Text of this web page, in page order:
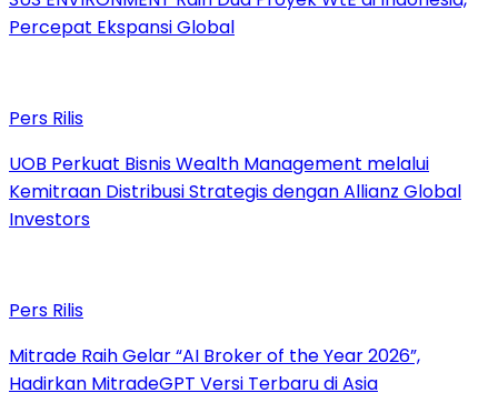
Percepat Ekspansi Global
Pers Rilis
UOB Perkuat Bisnis Wealth Management melalui
Kemitraan Distribusi Strategis dengan Allianz Global
Investors
Pers Rilis
Mitrade Raih Gelar “AI Broker of the Year 2026”,
Hadirkan MitradeGPT Versi Terbaru di Asia